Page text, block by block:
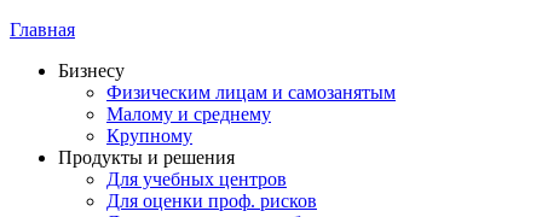
Главная
Бизнесу
Физическим лицам и самозанятым
Малому и среднему
Крупному
Продукты и решения
Для учебных центров
Для оценки проф. рисков